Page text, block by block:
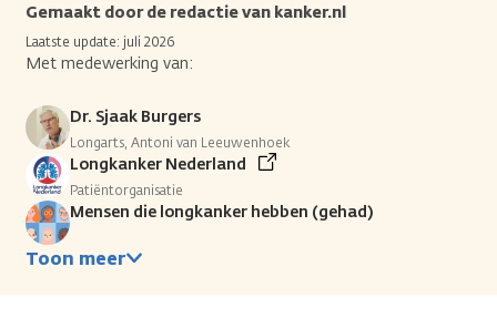
Gemaakt door de redactie van kanker.nl
Laatste update: juli 2026
Met medewerking van:
Dr. Sjaak Burgers
Longarts, Antoni van Leeuwenhoek
Longkanker Nederland
Patiëntorganisatie
Mensen die longkanker hebben (gehad)
Toon meer